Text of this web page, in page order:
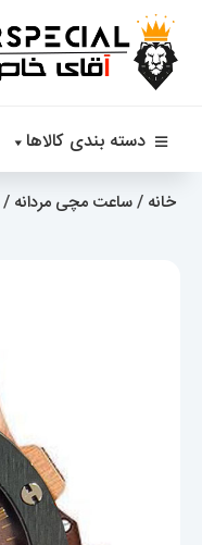
دسته بندی کالاها
خانه /ساعت مچی مردانه /